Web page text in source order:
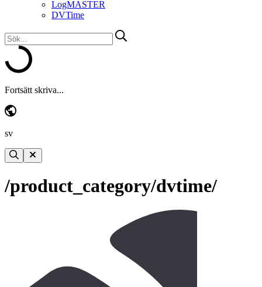
LogMASTER
DVTime
Fortsätt skriva...
sv
/product_category/dvtime/